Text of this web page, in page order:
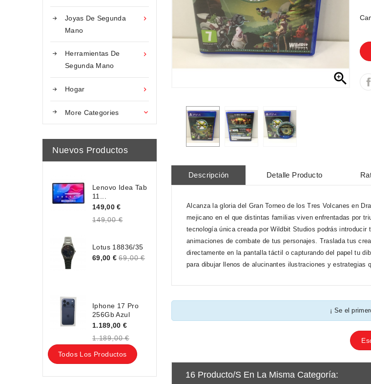

Joyas De Segunda
Mano

Herramientas De
Segunda Mano

Hogar
More Categories 
Nuevos Productos
Lenovo Idea Tab
11...
149,00 €
149,00 €
Lotus 18836/35
69,00 € 69,00 €
Iphone 17 Pro
256Gb Azul
1.189,00 €
1.189,00 €
Todos Los Productos

Descripción Detalle Producto
Alcanza la gloria del Gran Torneo de los Tres Volcanes en
mejicano en el que distintas familias viven enfrentadas por
tecnología única creada por Wildbit Studios podrás
animaciones de combate de tus personajes. Traslada tus
directamente en la pantalla táctil o capturando del papel tu
para dibujar llenos de alucinantes ilustraciones y estrategias
¡ Se el
16 Producto/s En La Misma Categoría: